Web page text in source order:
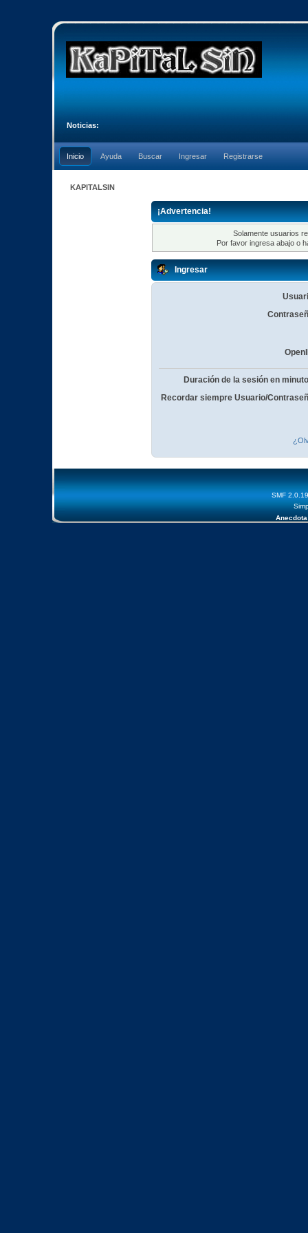
Noticias:
Inicio Ayuda Buscar Ingresar Registrarse
KAPITALSIN
¡Advertencia!
Solamente usuarios
Por favor ingresa abajo o
Ingresar
Duración de la sesión en
Recordar siempre Usuario/
SMF 2.0.19
Anecdota